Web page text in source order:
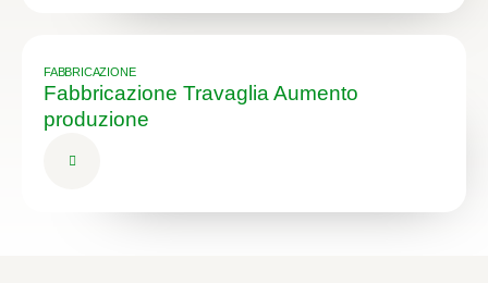
FABBRICAZIONE
Fabbricazione Travaglia Aumento
produzione